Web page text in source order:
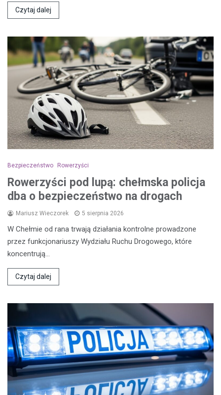
Czytaj dalej
Bezpieczeństwo Rowerzyści
Rowerzyści pod lupą: chełmska policja
dba o bezpieczeństwo na drogach
Mariusz Wieczorek 5 sierpnia 2026
W Chełmie od rana trwają działania kontrolne prowadzone
przez funkcjonariuszy Wydziału Ruchu Drogowego, które
koncentrują…
Czytaj dalej